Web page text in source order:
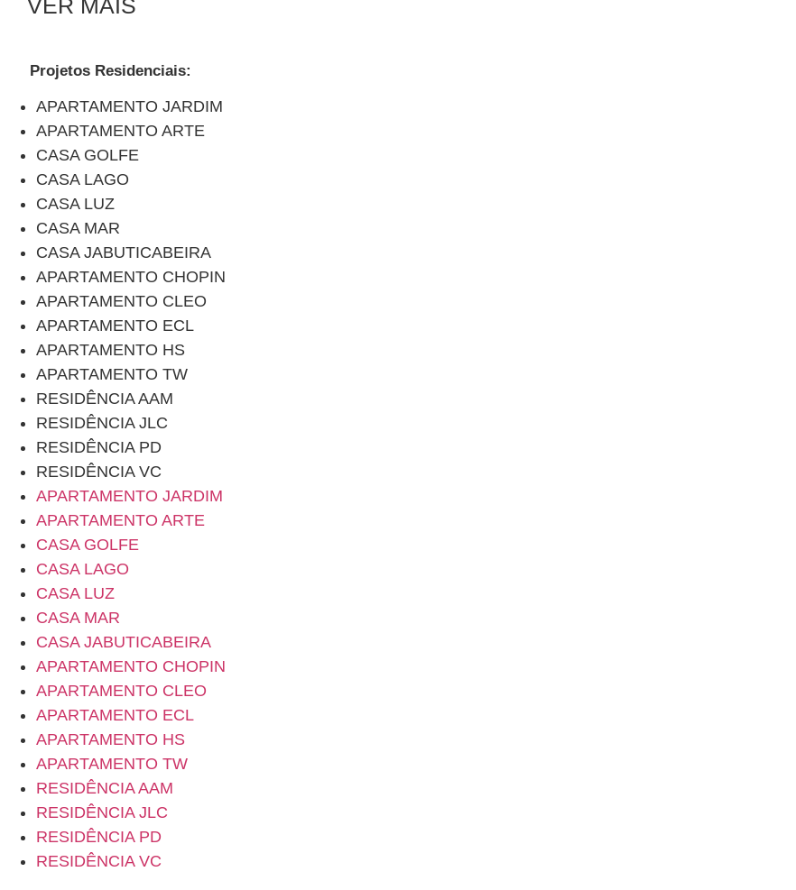
VER MAIS
Projetos Residenciais:
APARTAMENTO JARDIM
APARTAMENTO ARTE
CASA GOLFE
CASA LAGO
CASA LUZ
CASA MAR
CASA JABUTICABEIRA
APARTAMENTO CHOPIN
APARTAMENTO CLEO
APARTAMENTO ECL
APARTAMENTO HS
APARTAMENTO TW
RESIDÊNCIA AAM
RESIDÊNCIA JLC
RESIDÊNCIA PD
RESIDÊNCIA VC
APARTAMENTO JARDIM
APARTAMENTO ARTE
CASA GOLFE
CASA LAGO
CASA LUZ
CASA MAR
CASA JABUTICABEIRA
APARTAMENTO CHOPIN
APARTAMENTO CLEO
APARTAMENTO ECL
APARTAMENTO HS
APARTAMENTO TW
RESIDÊNCIA AAM
RESIDÊNCIA JLC
RESIDÊNCIA PD
RESIDÊNCIA VC